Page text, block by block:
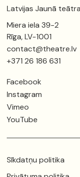
Latvijas Jaunā
Miera iela 39-2
Rīga, LV-1001
contact@theatre.lv
+371 26 186 631
Facebook
Instagram
Vimeo
YouTube
Sīkdatņu politika